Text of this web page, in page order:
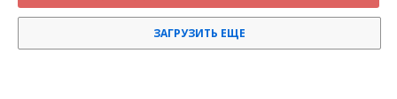
ЗАГРУЗИТЬ ЕЩЕ